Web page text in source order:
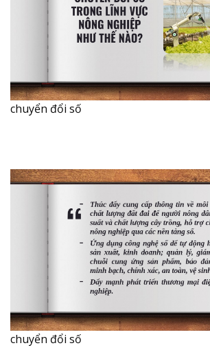
chuyển đổi số
chuyển đổi số